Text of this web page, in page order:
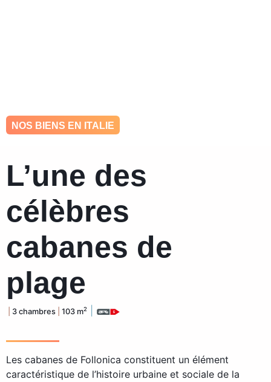
NOS BIENS EN ITALIE
L’une des
célèbres
cabanes de
plage
3 chambres 103 m2
Les cabanes de Follonica constituent un élément
caractéristique de l’histoire urbaine et sociale de la